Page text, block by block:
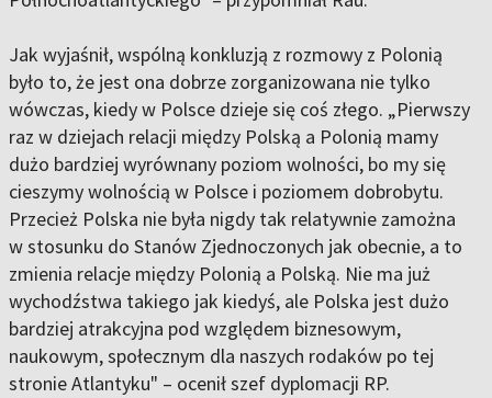
Jak wyjaśnił, wspólną konkluzją z rozmowy z Polonią
było to, że jest ona dobrze zorganizowana nie tylko
wówczas, kiedy w Polsce dzieje się coś złego. „Pierwszy
raz w dziejach relacji między Polską a Polonią mamy
dużo bardziej wyrównany poziom wolności, bo my się
cieszymy wolnością w Polsce i poziomem dobrobytu.
Przecież Polska nie była nigdy tak relatywnie zamożna
w stosunku do Stanów Zjednoczonych jak obecnie, a to
zmienia relacje między Polonią a Polską. Nie ma już
wychodźstwa takiego jak kiedyś, ale Polska jest dużo
bardziej atrakcyjna pod względem biznesowym,
naukowym, społecznym dla naszych rodaków po tej
stronie Atlantyku" – ocenił szef dyplomacji RP.